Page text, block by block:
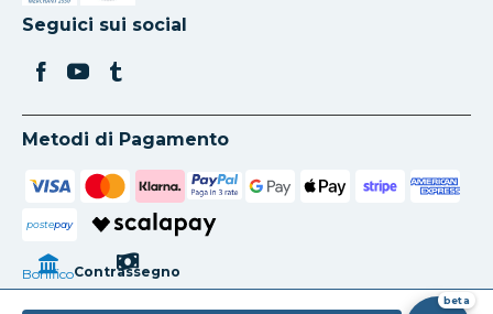
Si apre in una nuova scheda
Si apre in una nuova scheda
Seguici sui social
Metodi di Pagamento
postepay
BonificoContrassegno
beta